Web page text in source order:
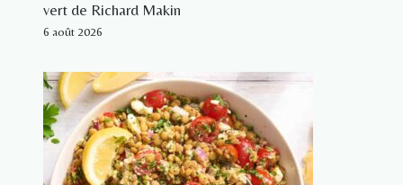
vert de Richard Makin
6 août 2026